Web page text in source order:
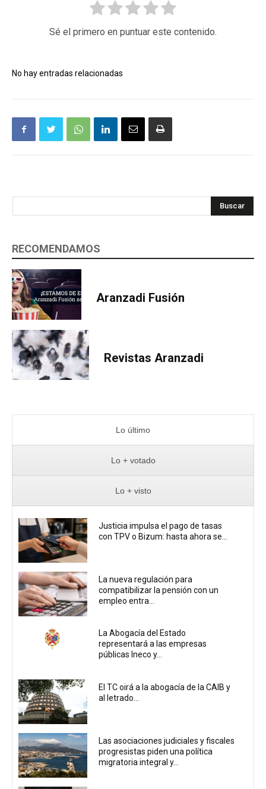
Sé el primero en puntuar este contenido.
No hay entradas relacionadas
Buscar
RECOMENDAMOS
Aranzadi Fusión
Revistas Aranzadi
Lo último
Lo + votado
Lo + visto
Justicia impulsa el pago de tasas
con TPV o Bizum: hasta ahora se...
La nueva regulación para
compatibilizar la pensión con un
empleo entra...
La Abogacía del Estado
representará a las empresas
públicas Ineco y...
El TC oirá a la abogacía de la CAIB y
al letrado...
Las asociaciones judiciales y fiscales
progresistas piden una política
migratoria integral y...